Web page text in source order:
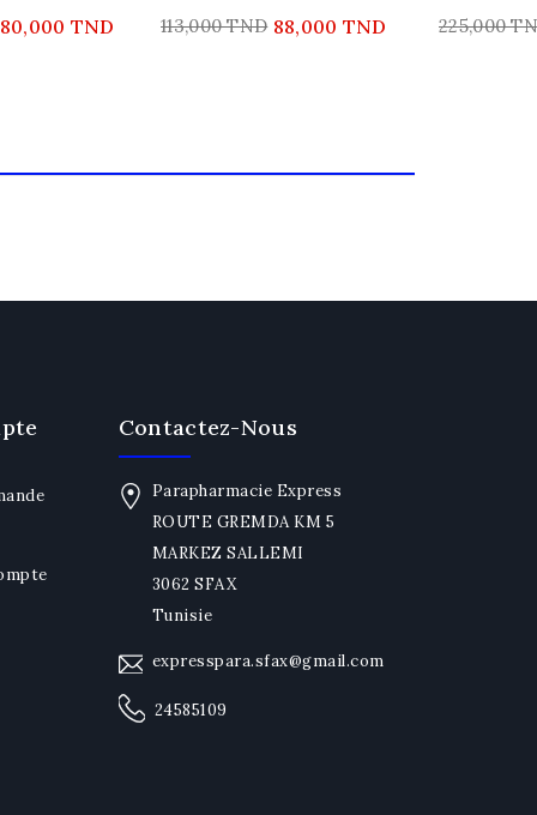
80,000 TND 113,000 TND 88,000 TND 225,000
Contactez-Nous
Parapharmacie Express
ROUTE GREMDA KM 5
MARKEZ SALLEMI
3062 SFAX
Tunisie
expresspara.sfax@gmail.com
24585109